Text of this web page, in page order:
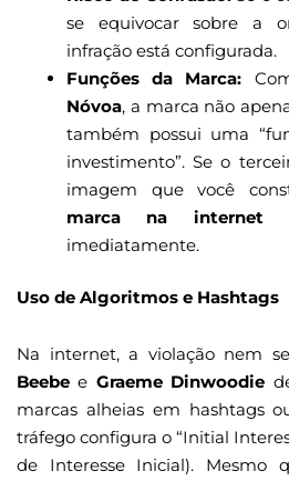
se equivocar sobre a
infração está configurada.
Funções da Marca:
Nóvoa, a marca não
também possui uma
investimento”. Se o
imagem que você
marca na internet
imediatamente.
Uso de Algoritmos e Hashtags
Na internet, a violação nem
Beebe e Graeme Dinwoodie
marcas alheias em hashtags
tráfego configura o “Initial
de Interesse Inicial). Mesmo